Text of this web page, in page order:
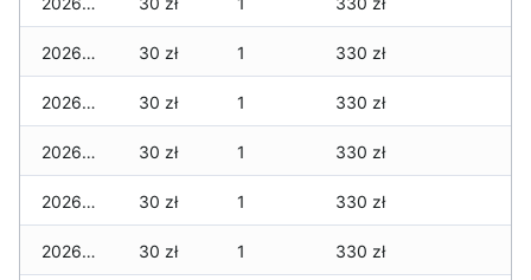
2026-07-20 30 zł 1 330 zł
2026-07-18 30 zł 1 330 zł
2026-07-17 30 zł 1 330 zł
2026-07-16 30 zł 1 330 zł
2026-07-15 30 zł 1 330 zł